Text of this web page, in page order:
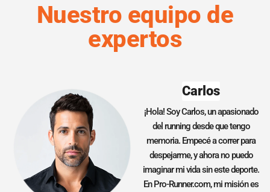
Nuestro equipo de
expertos
Carlos
¡Hola! Soy Carlos, un apasionado
del running desde que tengo
memoria. Empecé a correr para
despejarme, y ahora no puedo
imaginar mi vida sin este deporte.
En Pro-Runner.com, mi misión es